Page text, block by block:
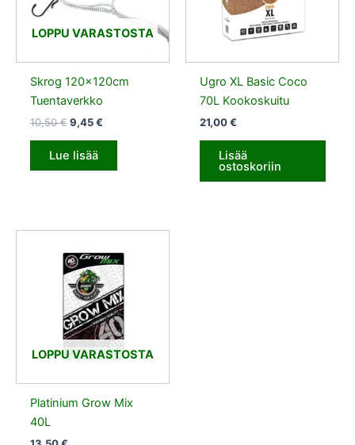
LOPPU VARASTOSTA
Skrog 120x120cm
Tuentaverkko
10,50€ 9,45€
Lue lisää
Ugro XL Basic Coco
70L Kookoskuitu
21,00€
Lisää
ostoskoriin
LOPPU VARASTOSTA
Platinium Grow Mix
40L